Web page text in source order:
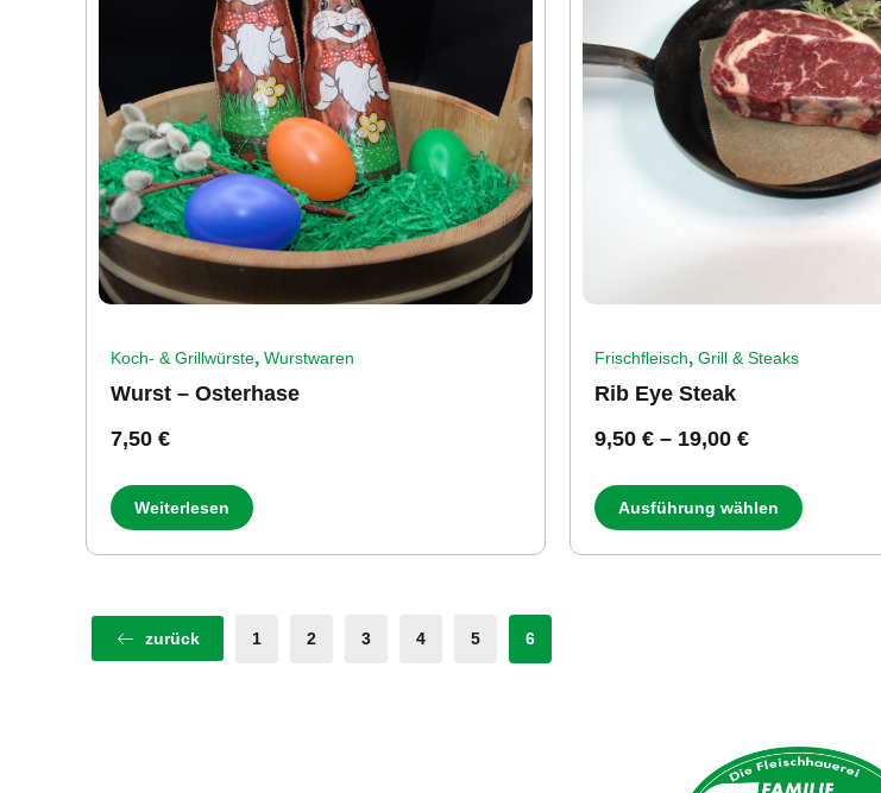
Koch- & Grillwürste, Wurstwaren
Wurst – Osterhase
7,50 €
Weiterlesen
Frischfleisch, Grill & Steaks
Rib Eye Steak
9,50 €– 19,00 €
Ausführung wählen
zurück 1 2 3 4 5 6